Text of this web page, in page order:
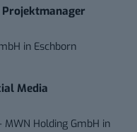
in Eschborn
Media
Holding GmbH in